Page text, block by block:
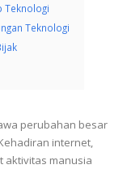
Teknologi
Teknologi
perubahan besar
internet,
aktivitas manusia